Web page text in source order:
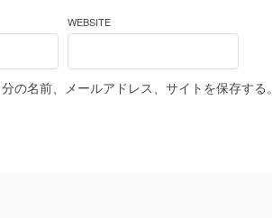
WEBSITE
の名前、メールアドレス、サイトを保存する。